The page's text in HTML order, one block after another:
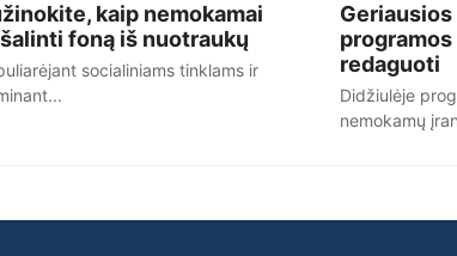
kaip nemokamai
foną iš nuotraukų
socialiniams tinklams ir
redaguoti
Didžiulėje
nemokamų